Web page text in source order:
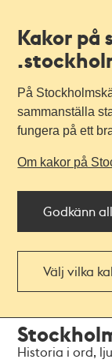
Kakor på
På
sammanställa
fungera på ett
Om kakor på
Godkänn
Välj vilka
navigationen
huvudinnehållet
Historia i ord,